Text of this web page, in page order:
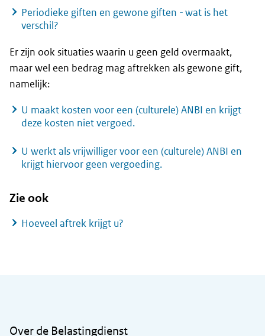
Periodieke giften en gewone giften - wat is het
verschil?
Er zijn ook situaties waarin u geen geld overmaakt,
maar wel een bedrag mag aftrekken als gewone gift,
namelijk:
U maakt kosten voor een (culturele) ANBI en krijgt
deze kosten niet vergoed.
U werkt als vrijwilliger voor een (culturele) ANBI en
krijgt hiervoor geen vergoeding.
Zie ook
Hoeveel aftrek krijgt u?
Over de Belastingdienst